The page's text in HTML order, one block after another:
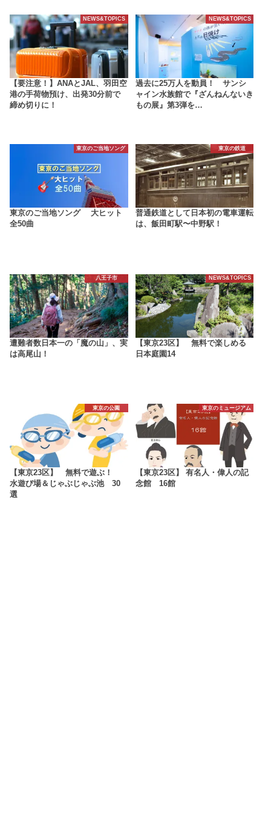
NEWS&TOPICS
【要注意！】ANAとJAL、羽田空
港の手荷物預け、出発30分前で
締め切りに！
NEWS&TOPICS
過去に25万人を動員！ サンシ
ャイン水族館で『ざんねんないき
もの展』第3弾を…
東京のご当地ソング
東京のご当地ソング 大ヒット
全50曲
東京の鉄道
普通鉄道として日本初の電車運転
は、飯田町駅〜中野駅！
八王子市
遭難者数日本一の「魔の山」、実
は高尾山！
NEWS&TOPICS
【東京23区】 無料で楽しめる
日本庭園14
東京の公園
【東京23区】 無料で遊ぶ！
水遊び場＆じゃぶじゃぶ池 30
選
東京のミュージアム
【東京23区】 有名人・偉人の記
念館 16館